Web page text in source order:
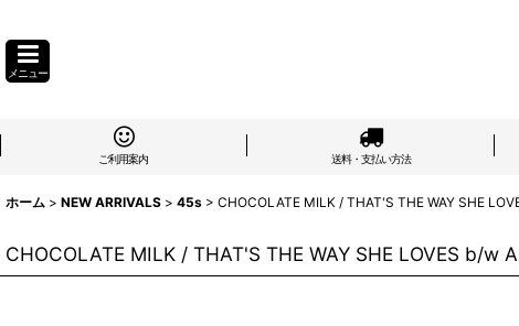
メニュー
ご利用案内 送料・支払い方法
ホーム > NEW ARRIVALS > 45s > CHOCOLATE MILK / THAT'S THE WAY SHE
CHOCOLATE MILK / THAT'S THE WAY SHE LOVES b/w